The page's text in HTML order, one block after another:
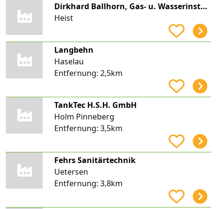
Dirkhard Ballhorn, Gas- u. Wasserinstallation
Heist
Langbehn
Haselau
Entfernung: 2,5km
TankTec H.S.H. GmbH
Holm Pinneberg
Entfernung: 3,5km
Fehrs Sanitärtechnik
Uetersen
Entfernung: 3,8km